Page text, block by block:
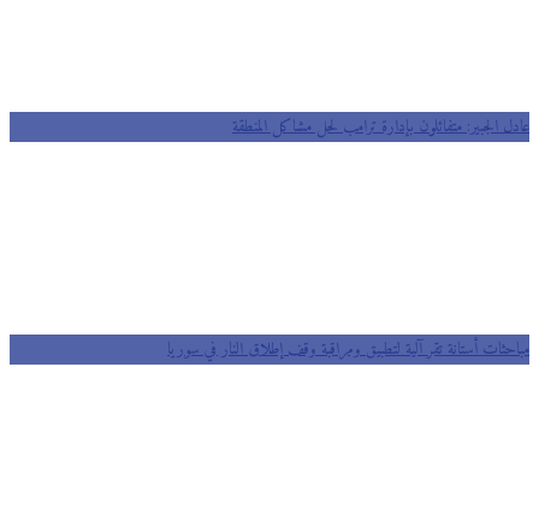
عادل الجبير: متفائلون بإدارة ترامب لحل مشاكل المنطقة
مباحثات أستانة تقر آلية لتطبيق ومراقبة وقف إطلاق النار في سوريا